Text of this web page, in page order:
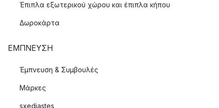
Έπιπλα εξωτερικού χώρου και έπιπλα κήπου
Δωροκάρτα
ΈΜΠΝΕΥΣΗ
Έμπνευση & Συμβουλές
Μάρκες
sxediastes